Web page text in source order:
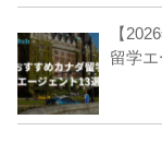
【
留学